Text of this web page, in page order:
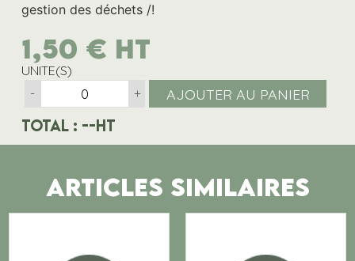
gestion des déchets /!
1,50 € HT
UNITE(S)
-
+ AJOUTER AU PANIER
Total : --HT
ARTICLES SIMILAIRES